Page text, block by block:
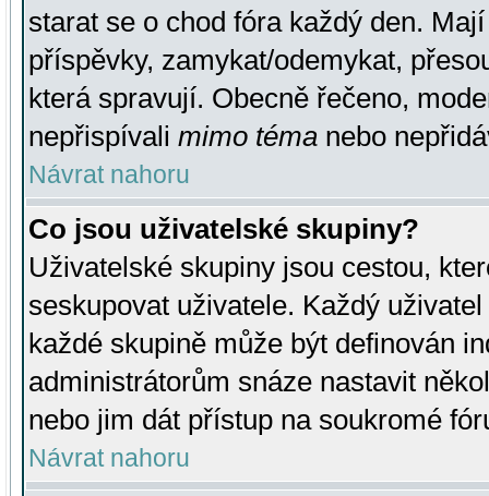
starat se o chod fóra každý den.
příspěvky, zamykat/odemykat,
která spravují. Obecně řečeno,
nepřispívali mimo téma nebo
Návrat nahoru
Co jsou uživatelské skupiny?
Uživatelské skupiny jsou cestou,
seskupovat uživatele. Každý
každé skupině může být definován
administrátorům snáze nastavit
nebo jim dát přístup na soukromé
Návrat nahoru